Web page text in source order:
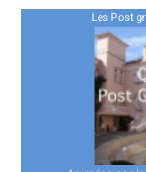
Les Post